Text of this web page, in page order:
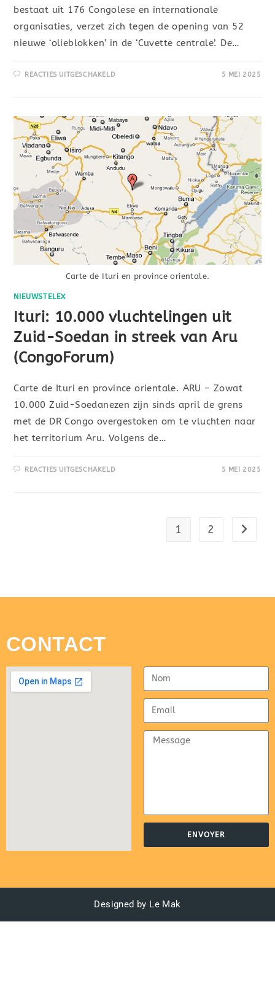
bestaat uit 176 Congolese en internationale
organisaties, verzet zich tegen de opening van 52
nieuwe ‘olieblokken’ in de ‘Cuvette centrale’. De…
REACTIES UITGESCHAKELD 5 MEI 2025
Carte de Ituri en province orientale.
NIEUWSTELEX
Ituri: 10.000 vluchtelingen uit
Zuid-Soedan in streek van Aru
(CongoForum)
Carte de Ituri en province orientale. ARU – Zowat
10.000 Zuid-Soedanezen zijn sinds april de grens
met de DR Congo overgestoken om te vluchten naar
het territorium Aru. Volgens de…
REACTIES UITGESCHAKELD 5 MEI 2025
1 2
CONTACT
ENVOYER
Designed by Le Mak